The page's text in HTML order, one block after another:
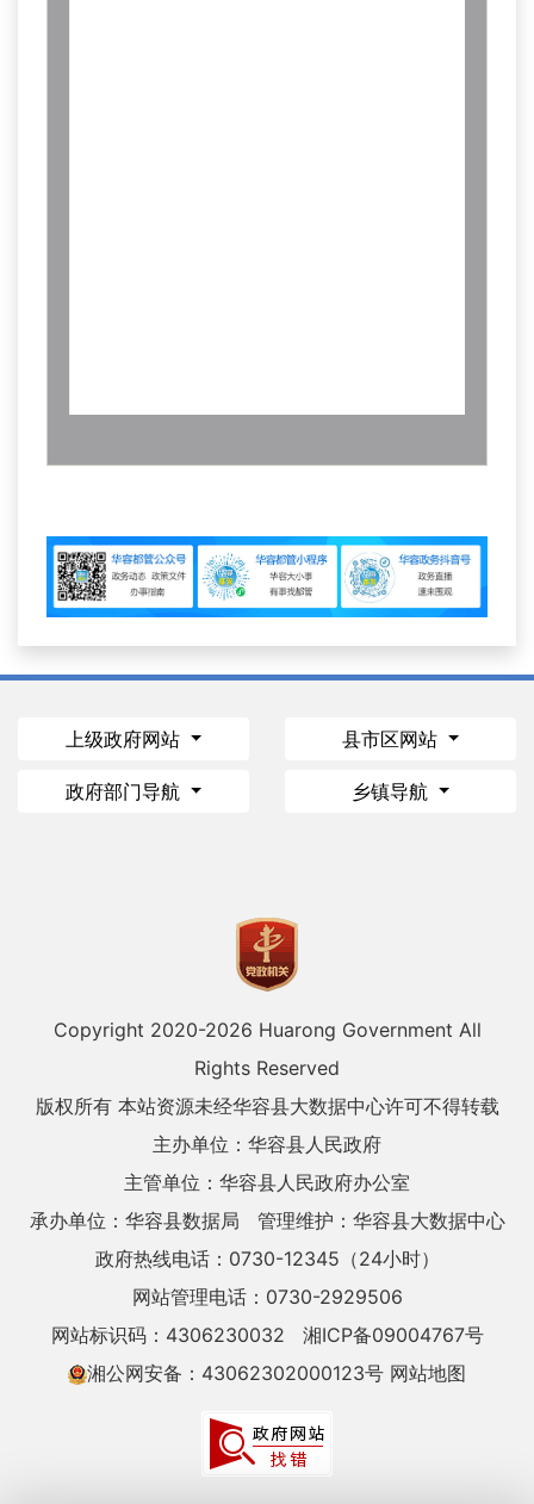
上级政府网站 县市区网站
政府部门导航 乡镇导航
Copyright 2020-2026 Huarong Government All
Rights Reserved
版权所有 本站资源未经华容县大数据中心许可不得转载
主办单位：华容县人民政府
主管单位：华容县人民政府办公室
承办单位：华容县数据局
管理维护：华容县大数据中心
政府热线电话：0730-12345（24小时）
网站管理电话：0730-2929506
网站标识码：4306230032
湘ICP备09004767号
湘公网安备：43062302000123号 网站地图